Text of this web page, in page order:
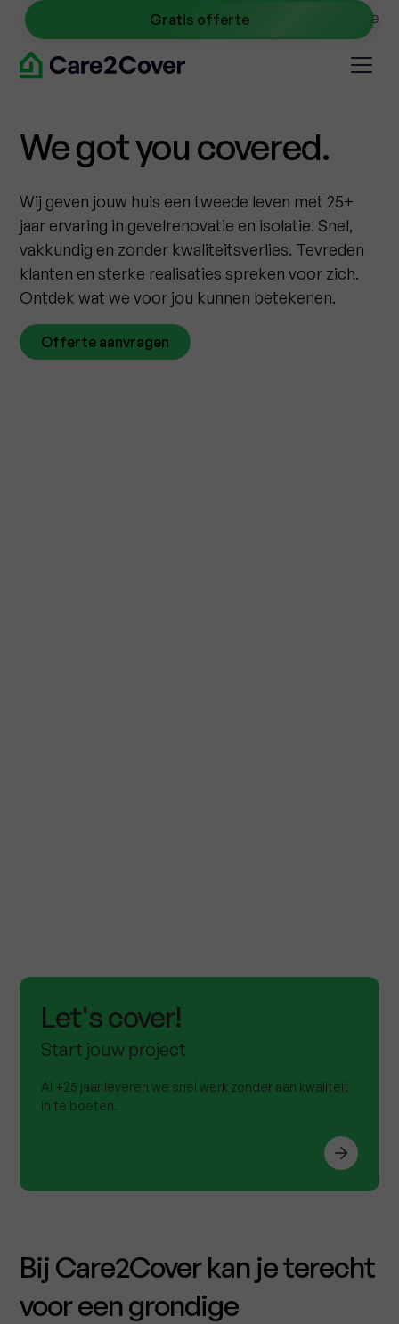
info@care2cover.be
0467 09 40 45
Gratis offerte
We got you covered.
Wij geven jouw huis een tweede leven met 25+
jaar ervaring in gevelrenovatie en isolatie. Snel,
vakkundig en zonder kwaliteitsverlies. Tevreden
klanten en sterke realisaties spreken voor zich.
Ontdek wat we voor jou kunnen betekenen.
Offerte aanvragen
Let's cover!
Start jouw project
Al +25 jaar leveren we snel werk zonder aan kwaliteit
in te boeten.
Bij Care2Cover kan je terecht
voor een grondige